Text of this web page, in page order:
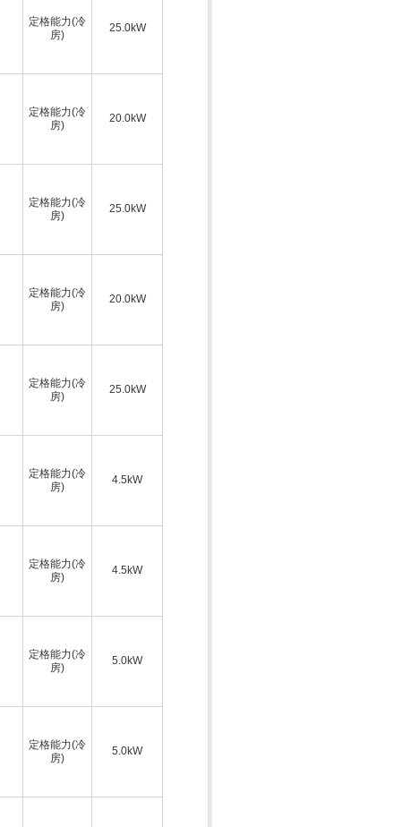
定格能力(冷
房)
25.0kW
定格能力(冷
房)
20.0kW
定格能力(冷
房)
25.0kW
定格能力(冷
房)
20.0kW
定格能力(冷
房)
25.0kW
定格能力(冷
房)
4.5kW
定格能力(冷
房)
4.5kW
定格能力(冷
房)
5.0kW
定格能力(冷
房)
5.0kW